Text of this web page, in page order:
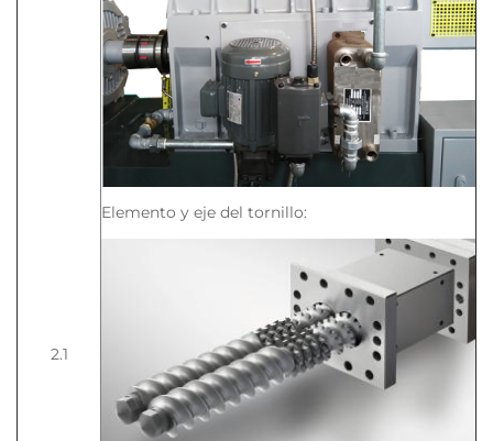
2.1
Elemento y eje del tornillo: